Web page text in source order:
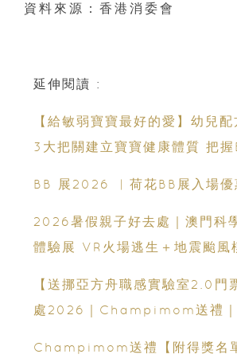
資料來源：香港消委會
延伸閱讀 :
【給敏弱寶寶最好的愛】幼兒配
3大把關建立寶寶健康體質 把握
BB 展2026 ︳荷花BB展入場優
2026暑假親子好去處｜澳門科
體驗展 VR火場逃生＋地震颱風
【送挪亞方舟職感實驗室2.0門
處2026｜Champimom送禮｜
Champimom送禮【附得獎名